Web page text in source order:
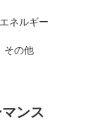
ネルギー
その他
ンス